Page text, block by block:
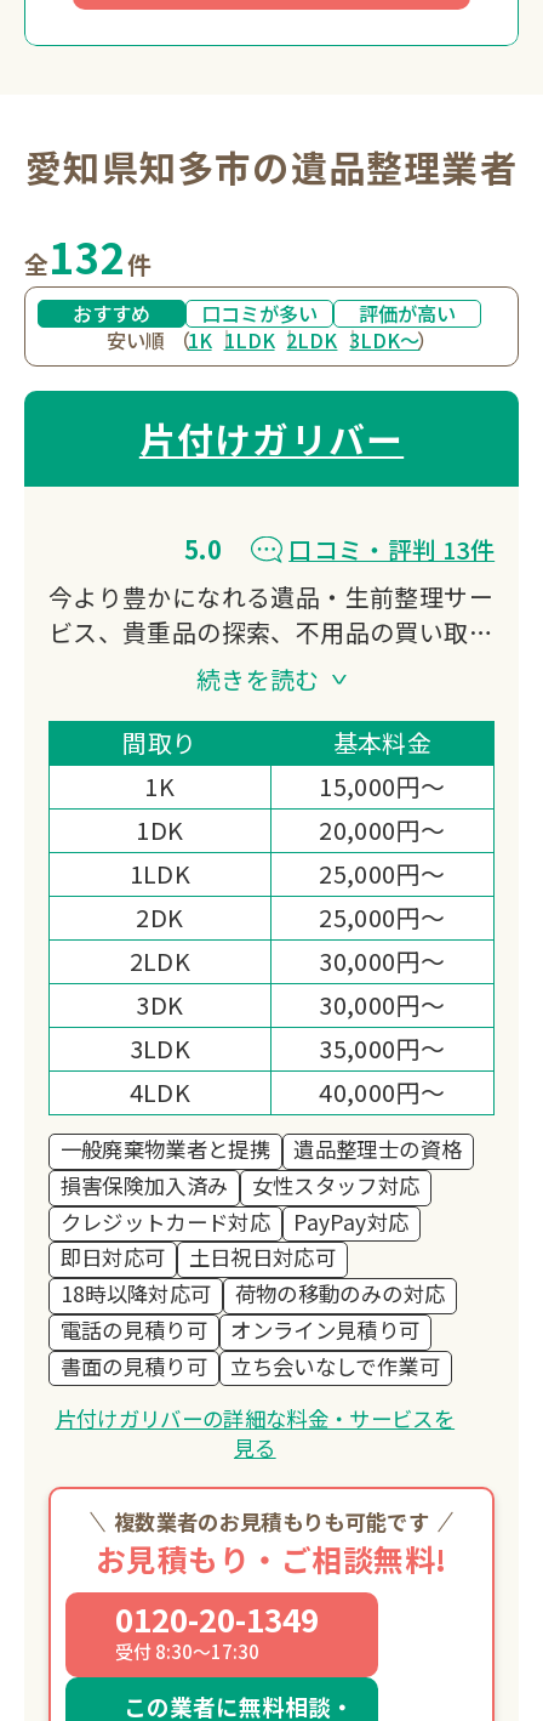
愛知県知多市の遺品整理業者
全132件
おすすめ 口コミが多い
評価が高い
安い順
（1K 1LDK 2LDK 3LDK〜）
片付けガリバー
5.0
口コミ・評判 13件
今より豊かになれる遺品・生前整理サー
ビス、貴重品の探索、不用品の買い取
り、特殊清掃、ゴミ屋敷対応などをご提
供する会社になります。
私たち片付けガリバーは「日本一真面目
な遺品整理業者｣である事を宣言しま
す。
続きを読む
間取り
基本料金
1K
15,000円～
1DK
20,000円～
1LDK
25,000円～
2DK
25,000円～
2LDK
30,000円～
3DK
30,000円～
3LDK
35,000円～
4LDK
40,000円～
一般廃棄物業者と提携
遺品整理士の資格
損害保険加入済み
女性スタッフ対応
クレジットカード対応
PayPay対応
即日対応可
土日祝日対応可
18時以降対応可
荷物の移動のみの対応
電話の見積り可
オンライン見積り可
書面の見積り可
立ち会いなしで作業可
片付けガリバーの詳細な料金・サービスを
見る
複数業者のお見積もりも可能です
お見積もり・ご相談無料!
0120-20-1349
受付 8:30～17:30
この業者に無料相談・